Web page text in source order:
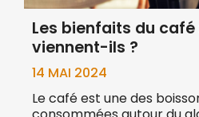
Les bienfaits du café
viennent-ils ?
14 MAI 2024
Le café est une des